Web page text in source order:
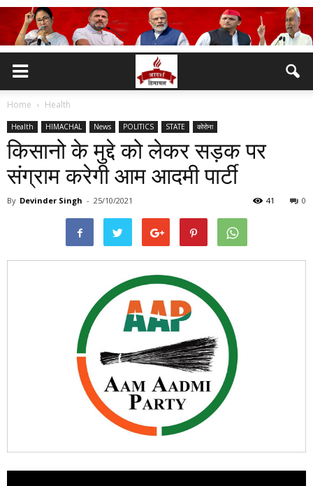
Home Health
Health HIMACHAL News POLITICS STATE कोरोना
किसानो के मुद्दे को लेकर सड़क पर
संग्राम करेगी आम आदमी पार्टी
By Devinder Singh - 25/10/2021 0
41